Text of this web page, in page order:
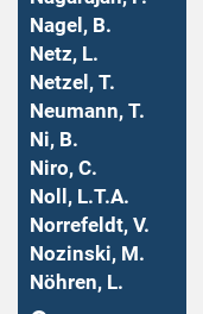
Nagel, B.
Netz, L.
Netzel, T.
Neumann, T.
Ni, B.
Niro, C.
Noll, L.T.A.
Norrefeldt, V.
Nozinski, M.
Nöhren, L.